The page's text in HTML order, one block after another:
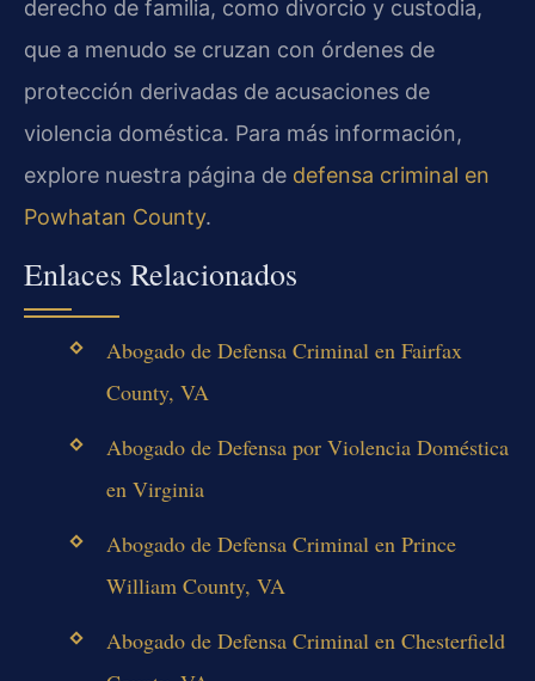
derecho de familia, como divorcio y custodia,
que a menudo se cruzan con órdenes de
protección derivadas de acusaciones de
violencia doméstica. Para más información,
explore nuestra página de defensa criminal en
Powhatan County.
Enlaces Relacionados
Abogado de Defensa Criminal en Fairfax
County, VA
Abogado de Defensa por Violencia Doméstica
en Virginia
Abogado de Defensa Criminal en Prince
William County, VA
Abogado de Defensa Criminal en Chesterfield